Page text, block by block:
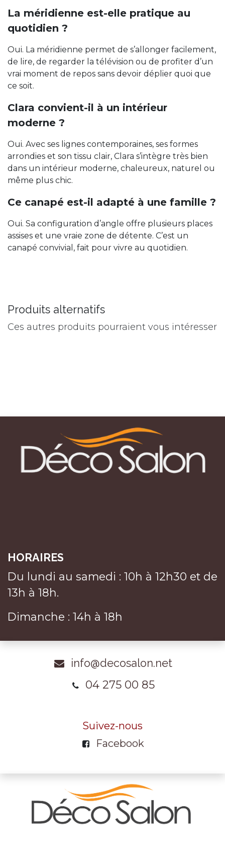
La méridienne est-elle pratique au
quotidien ?
Oui. La méridienne permet de s’allonger facilement,
de lire, de regarder la télévision ou de profiter d’un
vrai moment de repos sans devoir déplier quoi que
ce soit.
Clara convient-il à un intérieur
moderne ?
Oui. Avec ses lignes contemporaines, ses formes
arrondies et son tissu clair, Clara s’intègre très bien
dans un intérieur moderne, chaleureux, naturel ou
même plus chic.
Ce canapé est-il adapté à une famille ?
Oui. Sa configuration d’angle offre plusieurs places
assises et une vraie zone de détente. C’est un
canapé convivial, fait pour vivre au quotidien.
Produits alternatifs
Ces autres produits pourraient vous intéresser
HORAIRES
Du lundi au samedi : 10h à 12h30 et de
13h à 18h.
Dimanche : 14h à 18h
info@decosalon.net
04 275 00 85
Suivez-nous
Facebook